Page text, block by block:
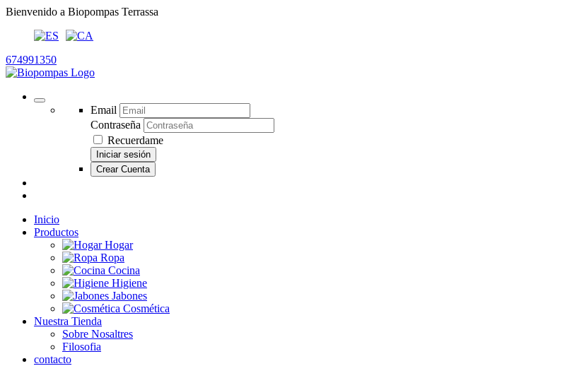
Bienvenido a Biopompas Terrassa
674991350
Email
Contraseña
Recuerdame
Iniciar sesión
Crear Cuenta
Inicio
Productos
Hogar
Ropa
Cocina
Higiene
Jabones
Cosmética
Nuestra Tienda
Sobre Nosaltres
Filosofia
contacto